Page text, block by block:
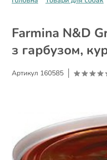
Farmina N&D
з гарбузом,
Артикул 160585